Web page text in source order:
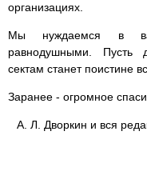
организациях.
Мы нуждаемся в
равнодушными. Пусть
сектам станет поистине
Заранее - огромное
А. Л. Дворкин и вся